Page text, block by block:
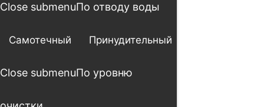
Close submenuПо отводу воды
Самотечный Принудительный
Close submenuПо уровню